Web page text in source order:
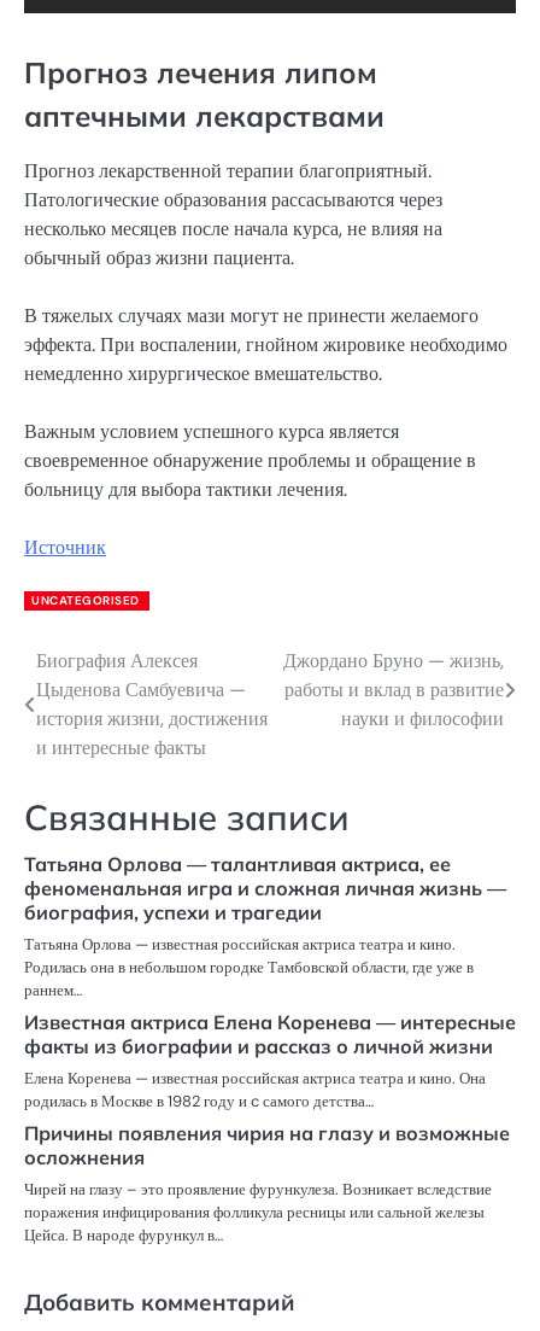
Прогноз лечения липом
аптечными лекарствами
Прогноз лекарственной терапии благоприятный.
Патологические образования рассасываются через
несколько месяцев после начала курса, не влияя на
обычный образ жизни пациента.
В тяжелых случаях мази могут не принести желаемого
эффекта. При воспалении, гнойном жировике необходимо
немедленно хирургическое вмешательство.
Важным условием успешного курса является
своевременное обнаружение проблемы и обращение в
больницу для выбора тактики лечения.
Источник
UNCATEGORISED
Навигация
по
записям
Биография Алексея
Цыденова Самбуевича —
история жизни, достижения
и интересные факты
Джордано Бруно — жизнь,
работы и вклад в развитие
науки и философии
Связанные записи
Татьяна Орлова — талантливая актриса, ее
феноменальная игра и сложная личная жизнь —
биография, успехи и трагедии
Татьяна Орлова — известная российская актриса театра и кино.
Родилась она в небольшом городке Тамбовской области, где уже в
раннем…
Известная актриса Елена Коренева — интересные
факты из биографии и рассказ о личной жизни
Елена Коренева — известная российская актриса театра и кино. Она
родилась в Москве в 1982 году и c самого детства…
Причины появления чирия на глазу и возможные
осложнения
Чирей на глазу – это проявление фурункулеза. Возникает вследствие
поражения инфицирования фолликула ресницы или сальной железы
Цейса. В народе фурункул в…
Добавить комментарий